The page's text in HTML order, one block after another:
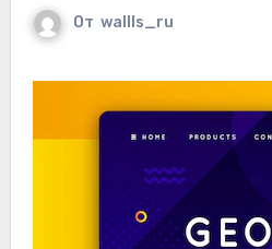
От wallls_ru